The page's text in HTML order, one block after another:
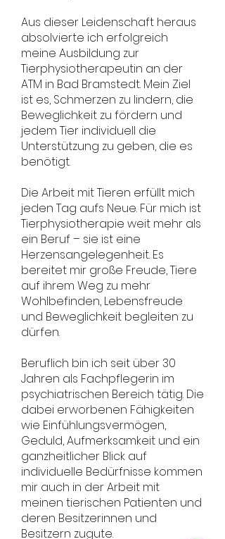
Aus dieser Leidenschaft heraus
absolvierte ich erfolgreich
meine Ausbildung zur
Tierphysiotherapeutin an der
ATM in Bad Bramstedt. Mein Ziel
ist es, Schmerzen zu lindern, die
Beweglichkeit zu fördern und
jedem Tier individuell die
Unterstützung zu geben, die es
benötigt.
Die Arbeit mit Tieren erfüllt mich
jeden Tag aufs Neue. Für mich ist
Tierphysiotherapie weit mehr als
ein Beruf – sie ist eine
Herzensangelegenheit. Es
bereitet mir große Freude, Tiere
auf ihrem Weg zu mehr
Wohlbefinden, Lebensfreude
und Beweglichkeit begleiten zu
dürfen.
Beruflich bin ich seit über 30
Jahren als Fachpflegerin im
psychiatrischen Bereich tätig. Die
dabei erworbenen Fähigkeiten
wie Einfühlungsvermögen,
Geduld, Aufmerksamkeit und ein
ganzheitlicher Blick auf
individuelle Bedürfnisse kommen
mir auch in der Arbeit mit
meinen tierischen Patienten und
deren Besitzerinnen und
Besitzern zugute.